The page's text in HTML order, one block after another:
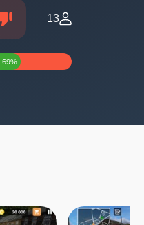
13
69%